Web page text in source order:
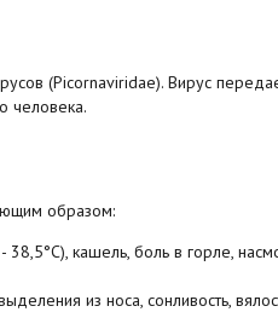
(Picornaviridae). Вирус
человека.
образом:
38,5°С), кашель, боль в горле,
из носа, сонливость,